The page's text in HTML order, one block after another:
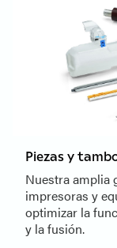
Piezas y
Nuestra amplia
impresoras y
optimizar la
y la fusión.